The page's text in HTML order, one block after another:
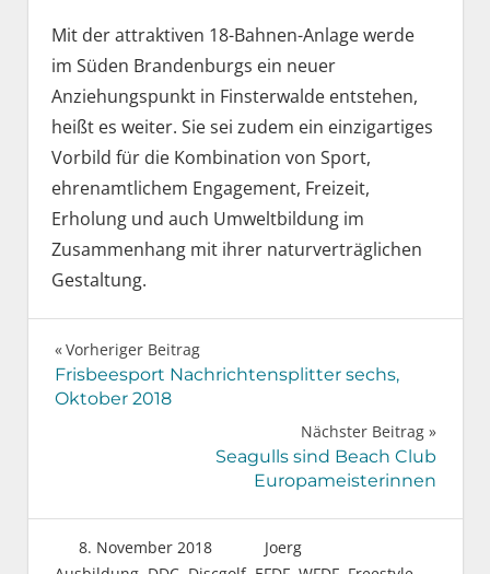
Mit der attraktiven 18-Bahnen-Anlage werde
im Süden Brandenburgs ein neuer
Anziehungspunkt in Finsterwalde entstehen,
heißt es weiter. Sie sei zudem ein einzigartiges
Vorbild für die Kombination von Sport,
ehrenamtlichem Engagement, Freizeit,
Erholung und auch Umweltbildung im
Zusammenhang mit ihrer naturverträglichen
Gestaltung.
Beitragsnavigation
Vorheriger Beitrag
Frisbeesport Nachrichtensplitter sechs,
Oktober 2018
Nächster Beitrag
Seagulls sind Beach Club
Europameisterinnen
8. November 2018
Joerg